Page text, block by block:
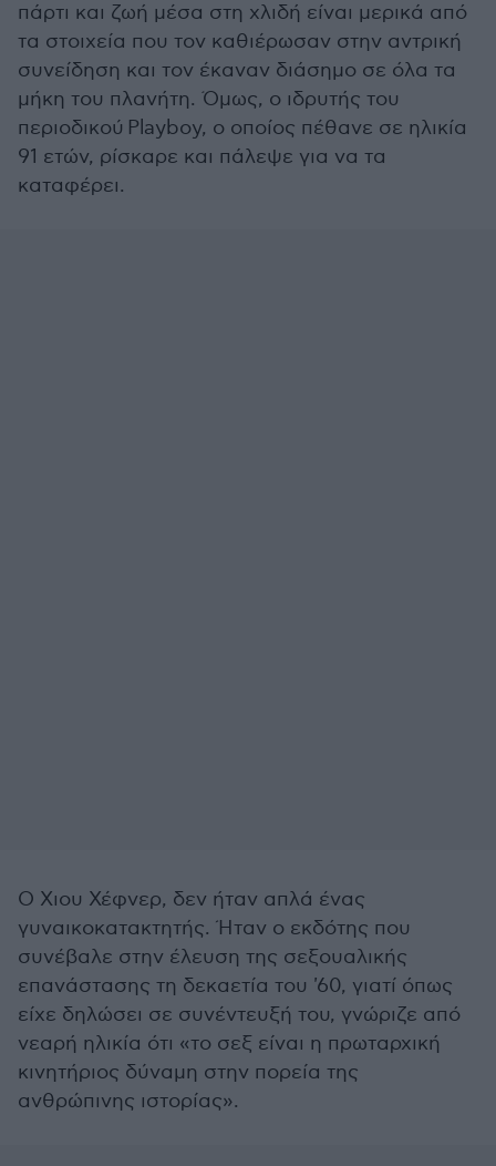
πάρτι και ζωή μέσα στη χλιδή είναι μερικά από
τα στοιχεία που τον καθιέρωσαν στην αντρική
συνείδηση και τον έκαναν διάσημο σε όλα τα
μήκη του πλανήτη. Όμως, ο ιδρυτής του
περιοδικού Playboy, ο οποίος πέθανε σε ηλικία
91 ετών, ρίσκαρε και πάλεψε για να τα
καταφέρει.
Ο Χιου Χέφνερ, δεν ήταν απλά ένας
γυναικοκατακτητής. Ήταν ο εκδότης που
συνέβαλε στην έλευση της σεξουαλικής
επανάστασης τη δεκαετία του '60, γιατί όπως
είχε δηλώσει σε συνέντευξή του, γνώριζε από
νεαρή ηλικία ότι «το σεξ είναι η πρωταρχική
κινητήριος δύναμη στην πορεία της
ανθρώπινης ιστορίας».